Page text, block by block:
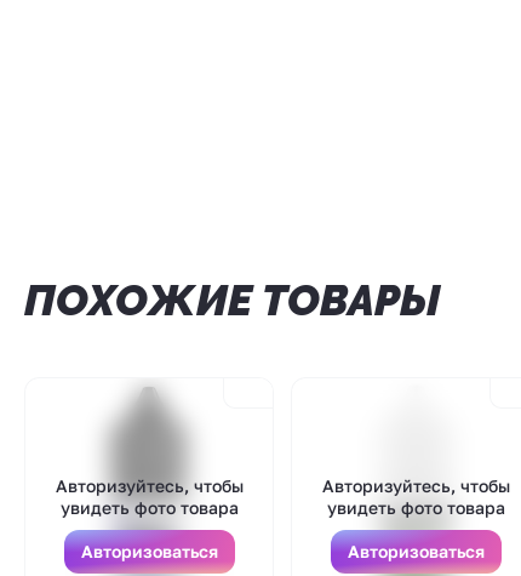
ПОХОЖИЕ ТОВАРЫ
Авторизуйтесь, чтобы
увидеть фото товара
Авторизоваться
Авторизуйтесь, чтобы
увидеть фото товара
Авторизоваться